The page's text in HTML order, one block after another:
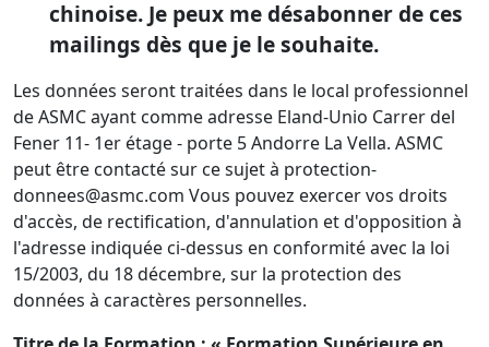
chinoise. Je peux me désabonner de ces
mailings dès que je le souhaite.
Les données seront traitées dans le local professionnel
de ASMC ayant comme adresse Eland-Unio Carrer del
Fener 11- 1er étage - porte 5 Andorre La Vella. ASMC
peut être contacté sur ce sujet à protection-
donnees@asmc.com Vous pouvez exercer vos droits
d'accès, de rectification, d'annulation et d'opposition à
l'adresse indiquée ci-dessus en conformité avec la loi
15/2003, du 18 décembre, sur la protection des
données à caractères personnelles.